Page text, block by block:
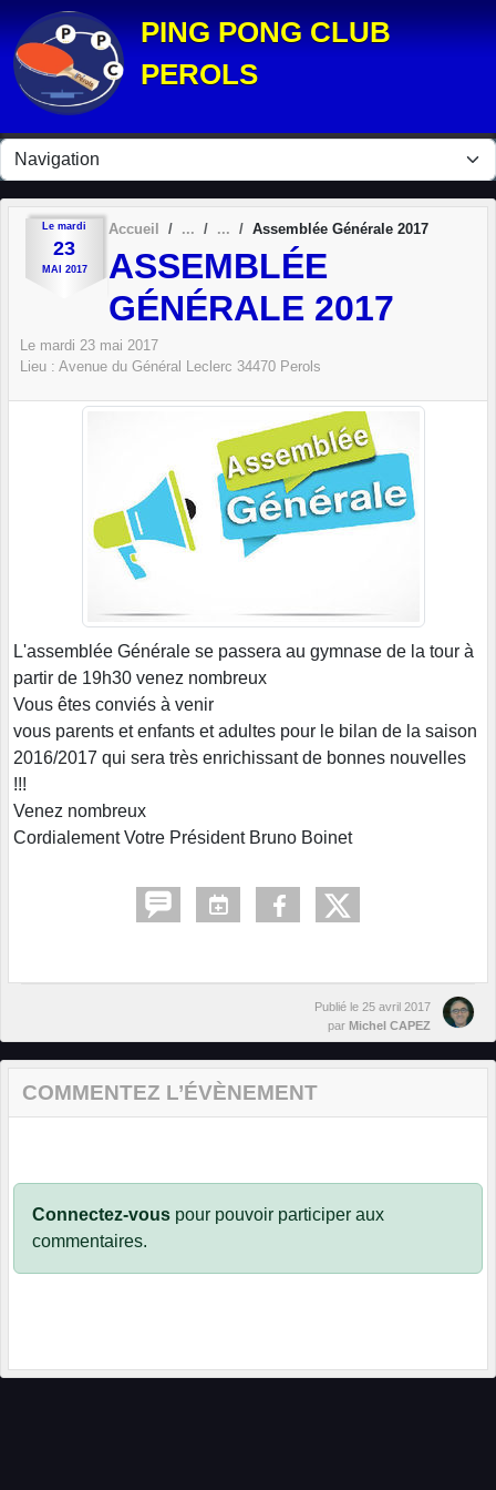
PING PONG CLUB
PEROLS
Le mardi
23
MAI 2017
Accueil Assemblée Générale 2017
ASSEMBLÉE
GÉNÉRALE 2017
Le mardi 23 mai 2017
Lieu : Avenue du Général Leclerc 34470 Perols
L'assemblée Générale se passera au gymnase de la tour à
partir de 19h30 venez nombreux
Vous êtes conviés à venir
vous parents et enfants et adultes pour le bilan de la saison
2016/2017 qui sera très enrichissant de bonnes nouvelles
!!!
Venez nombreux
Cordialement Votre Président Bruno Boinet
Publié le 25 avril 2017
par Michel CAPEZ
COMMENTEZ L’ÉVÈNEMENT
Connectez-vous pour pouvoir participer aux
commentaires.
Panneau de gestion des cookies